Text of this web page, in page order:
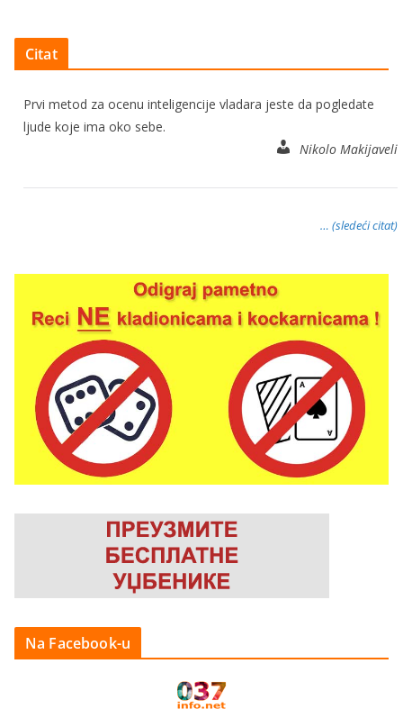
Citat
Prvi metod za ocenu inteligencije vladara jeste da pogledate
ljude koje ima oko sebe.
Nikolo Makijaveli
… (sledeći citat)
Na Facebook-u